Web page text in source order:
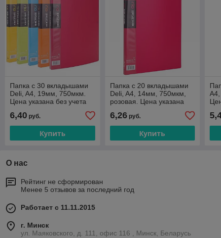
Папка с 30 вкладышами
Deli, A4, 19мм, 750мкм.
Цена указана без учета
6,40 руб.
Купить
Папка с 20 вкладышами
Deli, A4, 14мм, 750мкм,
розовая. Цена указана
6,26руб.
Купить
О нас
Рейтинг не сформирован
Менее 5 отзывов за последний год
Работает с 11.11.2015
г. Минск
ул. Маяковского, д. 111, офис 116 , Минск, Беларусь